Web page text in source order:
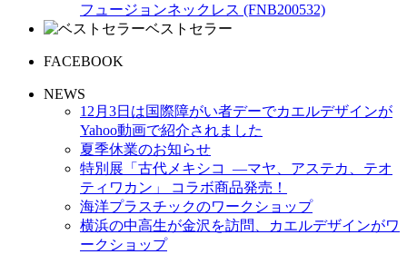
フュージョンネックレス (FNB200532)
ベストセラー
FACEBOOK
NEWS
12月3日は国際障がい者デーでカエルデザインが
Yahoo動画で紹介されました
夏季休業のお知らせ
特別展「古代メキシコ ―マヤ、アステカ、テオ
ティワカン」 コラボ商品発売！
海洋プラスチックのワークショップ
横浜の中高生が金沢を訪問、カエルデザインがワ
ークショップ